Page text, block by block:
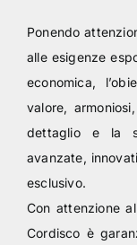
Ponendo
alle esigenze
economica,
valore,
dettaglio e la
avanzate,
esclusivo.
Con attenzione
Cordisco è